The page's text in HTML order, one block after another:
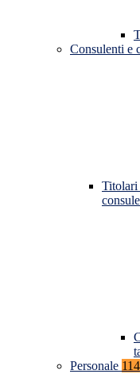
Consulenti e
Titolari
Personale 114